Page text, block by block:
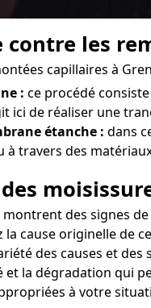
contre les
capillaires à
: ce procédé
ici de réaliser une
étanche : dans
à travers des
montrent des signes
la cause originelle de
des causes et
et la dégradation qui
à votre